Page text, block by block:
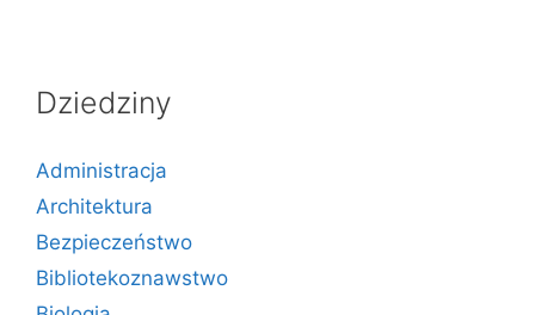
Dziedziny
Administracja
Architektura
Bezpieczeństwo
Bibliotekoznawstwo